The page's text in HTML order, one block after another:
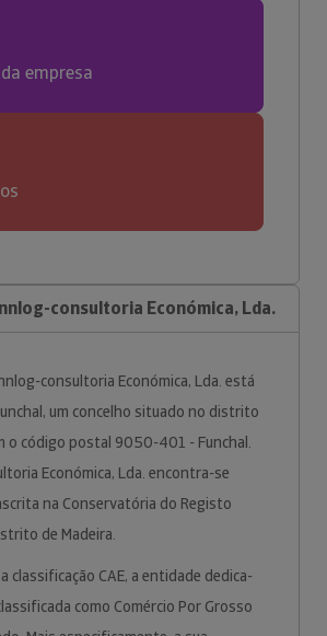
empresa
consultoria Económica, Lda.
consultoria Económica, Lda. está
um concelho situado no distrito
o código postal 9050-401 - Funchal.
Económica, Lda. encontra-se
na Conservatória do Registo
de Madeira.
classificação CAE, a entidade dedica-
como Comércio Por Grosso